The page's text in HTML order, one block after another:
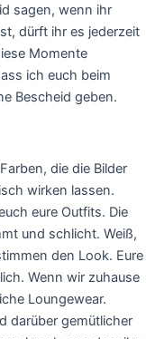
sagen, wenn ihr
dürft ihr es jederzeit
Momente
ich euch beim
Bescheid geben.
die die Bilder
wirken lassen.
eure Outfits. Die
und schlicht. Weiß,
den Look. Eure
Wenn wir zuhause
Loungewear.
darüber gemütlicher